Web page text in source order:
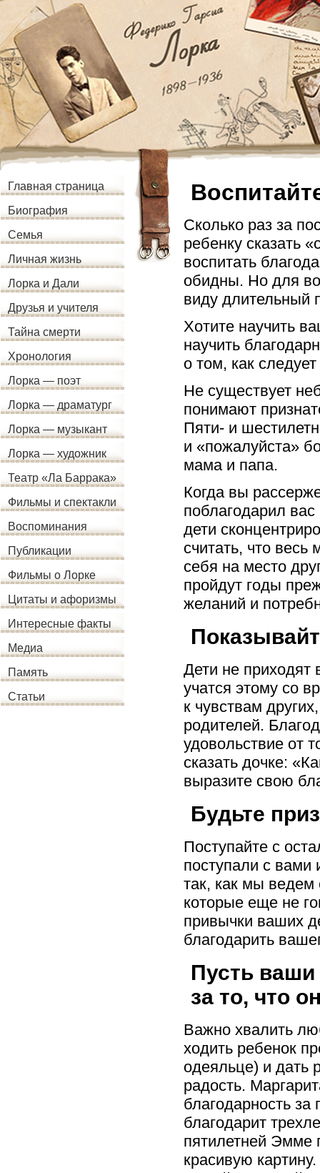
Главная страница
Биография
Семья
Личная жизнь
Лорка и Дали
Друзья и учителя
Тайна смерти
Хронология
Лорка — поэт
Лорка — драматург
Лорка — музыкант
Лорка — художник
Театр «Ла Баррака»
Фильмы и спектакли
Воспоминания
Публикации
Фильмы о Лорке
Цитаты и афоризмы
Интересные факты
Медиа
Память
Статьи
Сколько раз за
ребенку сказать
воспитать
обидны. Но для
виду длительный
Хотите научить
научить
о том, как
Не существует
понимают
Пяти- и
и «пожалуйста»
мама и папа.
Когда вы
поблагодарил
дети
считать, что весь
себя на место
пройдут годы
желаний и
Дети не
учатся этому со
к чувствам
родителей.
удовольствие от
сказать дочке:
выразите свою
Будьте
Поступайте с
поступали с
так, как мы
которые еще не
привычки ваших
благодарить
Пусть
за то, что
Важно хвалить
ходить ребенок
одеяльце) и дать
радость.
благодарность
благодарит
пятилетней Эмме
красивую